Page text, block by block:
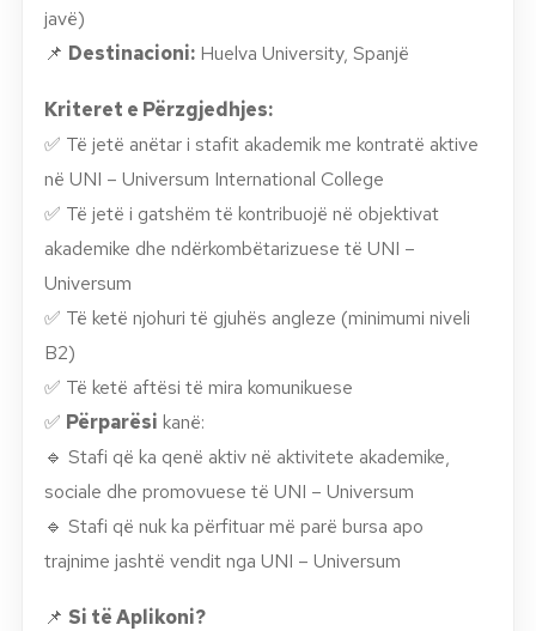
LMS Canvas
javë)
📌 Destinacioni: Huelva University, Spanjë
Kriteret e Përzgjedhjes:
✅ Të jetë anëtar i stafit akademik me kontratë aktive
në UNI – Universum International College
✅ Të jetë i gatshëm të kontribuojë në objektivat
akademike dhe ndërkombëtarizuese të UNI –
Universum
✅ Të ketë njohuri të gjuhës angleze (minimumi niveli
B2)
✅ Të ketë aftësi të mira komunikuese
✅ Përparësi kanë:
🔹 Stafi që ka qenë aktiv në aktivitete akademike,
sociale dhe promovuese të UNI – Universum
🔹 Stafi që nuk ka përfituar më parë bursa apo
trajnime jashtë vendit nga UNI – Universum
📌 Si të Aplikoni?